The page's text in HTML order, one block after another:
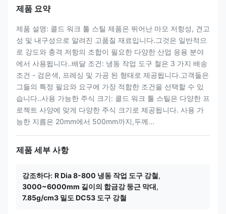
제품 요약
제품 설명: 콜드 워크 툴 스틸 제품은 뛰어난 마모 저항성, 견고
성 및 내구성으로 알려진 고품질 재료입니다.그것은 일반적으
로 강도와 충격 저항의 조합이 필요한 다양한 산업 응용 분야
에서 사용됩니다..배달 조건: 냉동 작업 도구 철은 3 가지 배송
조건 - 검은색, 프레싱 및 가공 된 형태로 제공됩니다.고객들은
그들의 특정 필요와 요구에 가장 적합한 조건을 선택할 수 있
습니다..사용 가능한 주식 크기: 콜드 워크 툴 스틸은 다양한 프
로젝트 사양에 맞게 다양한 주식 크기로 제공됩니다. 사용 가
능한 지름은 20mm에서 500mm까지,두께...
제품 세부 사항
강조하다: R Dia 8-800 냉동 작업 도구 강철,
3000~6000mm 길이의 합금강 둥근 막대,
7.85g/cm3 밀도 DC53 도구 강철